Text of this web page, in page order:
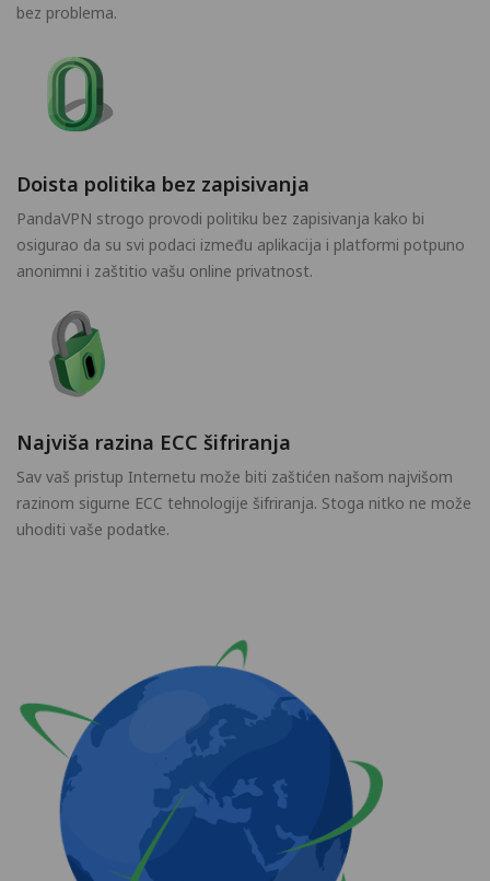
bez problema.
Doista politika bez zapisivanja
PandaVPN strogo provodi politiku bez zapisivanja kako bi
osigurao da su svi podaci između aplikacija i platformi potpuno
anonimni i zaštitio vašu online privatnost.
Najviša razina ECC šifriranja
Sav vaš pristup Internetu može biti zaštićen našom najvišom
razinom sigurne ECC tehnologije šifriranja. Stoga nitko ne može
uhoditi vaše podatke.